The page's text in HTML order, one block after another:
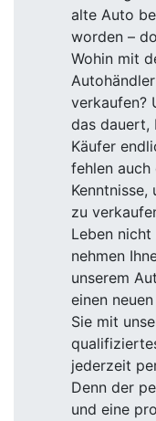
alte Auto
worden –
Wohin mit
verkaufen?
das dauert,
Käufer
fehlen
zu
Leben
nehmen
unserem
einen
Sie mit
jederzeit
Denn der
und eine